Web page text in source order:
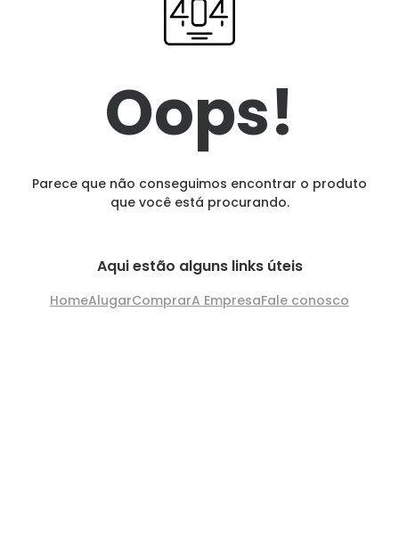
Oops!
Parece que não conseguimos encontrar o produto
que você está procurando.
Aqui estão alguns links úteis
HomeAlugarComprarA EmpresaFale conosco